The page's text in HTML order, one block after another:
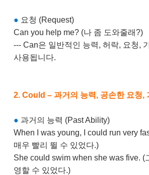
● 요청 (Request)
Can you help me? (나 좀 도와줄래?)
--- Can은 일반적인 능력, 허락, 요청,
사용됩니다.
2. Could – 과거의 능력, 공손한 요청,
● 과거의 능력 (Past Ability)
When I was young, I could run very
매우 빨리 뛸 수 있었다.)
She could swim when she was five. (
영할 수 있었다.)